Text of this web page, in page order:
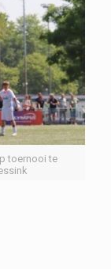
toernooi te